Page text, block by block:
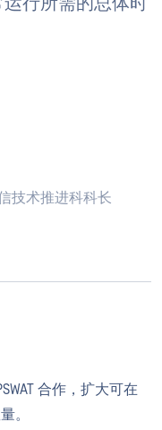
技术推进科科长
合作，扩大可在
。